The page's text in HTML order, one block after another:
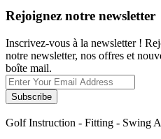
Rejoignez notre newsletter
Inscrivez-vous à la newsletter !
notre newsletter, nos offres et
boîte mail.
Subscribe
Golf Instruction - Fitting - Swing